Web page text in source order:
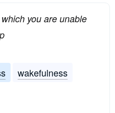
you are unable
wakefulness